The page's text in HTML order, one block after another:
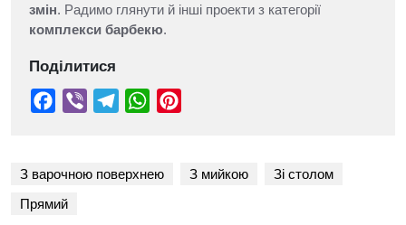
змін. Радимо глянути й інші проекти з категорії
комплекси барбекю.
Поділитися
З варочною поверхнею З мийкою
Зі столом
Прямий